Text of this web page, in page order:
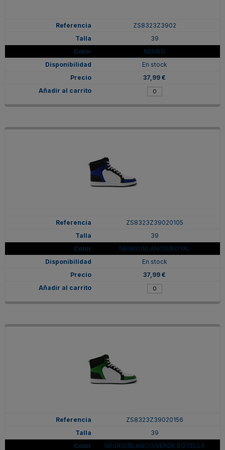
ZS8323Z3902
39
NEGRO
En stock
37,99 €
ZS8323Z39020105
39
NEGRO/BLANCO/ROYAL
En stock
37,99 €
ZS8323Z39020156
39
NEGRO/BLANCO/VERDE BOTELLA